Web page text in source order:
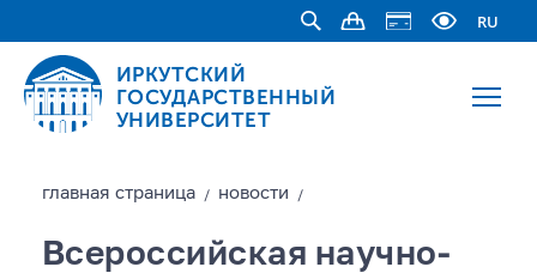
RU
ИРКУТСКИЙ
ГОСУДАРСТВЕННЫЙ
УНИВЕРСИТЕТ
главная страницa / новости /
Всероссийская научно-